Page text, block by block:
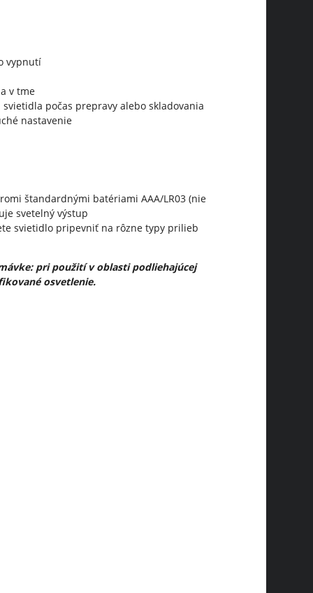
vypnutí
v tme
počas prepravy alebo skladovania
nastavenie
štandardnými batériami AAA/LR03 (nie
svetelný výstup
svietidlo pripevniť na rôzne typy prilieb
pri použití v oblasti podliehajúcej
osvetlenie.